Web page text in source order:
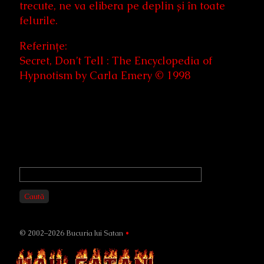
trecute, ne va elibera pe deplin și în toate
felurile.
Referințe:
Secret, Don’t Tell : The Encyclopedia of
Hypnotism by Carla Emery © 1998
Primary
Sidebar
Caută
© 2002–2026 Bucuria lui Satan •
Page